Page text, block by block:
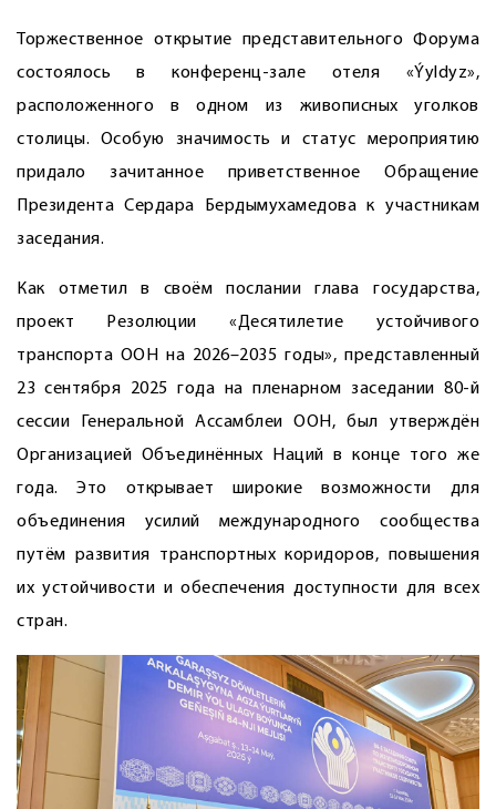
Торжественное открытие представительного Форума
состоялось в конференц-зале отеля «Ýyldyz»,
расположенного в одном из живописных уголков
столицы. Особую значимость и статус мероприятию
придало зачитанное приветственное Обращение
Президента Сердара Бердымухамедова к участникам
заседания.
Как отметил в своём послании глава государства,
проект Резолюции «Десятилетие устойчивого
транспорта ООН на 2026–2035 годы», представленный
23 сентября 2025 года на пленарном заседании 80-й
сессии Генеральной Ассамб­леи ООН, был утверждён
Организацией Объе­динённых Наций в конце того же
года. Это открывает широкие возможности для
объединения усилий международного сообщества
путём развития транспортных коридоров, повышения
их устойчивости и обеспечения доступности для всех
стран.